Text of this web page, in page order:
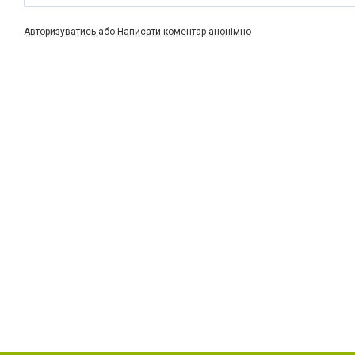
Авторизуватись або Написати коментар анонімно